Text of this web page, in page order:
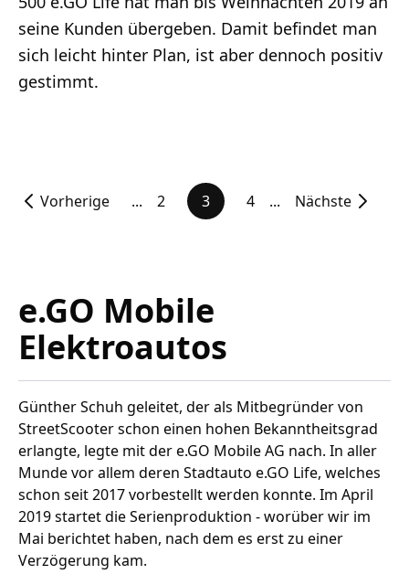
seine Kunden übergeben. Damit befindet man
sich leicht hinter Plan, ist aber dennoch positiv
gestimmt.
Vorherige ... 2 3 4 ... Nächste
e.GO Mobile
Elektroautos
Günther Schuh geleitet, derals Mitbegründer von
StreetScooterschon einen hohen Bekanntheitsgrad
erlangte, legte mit der e.GO Mobile AG nach. In aller
Munde vor allem deren Stadtauto e.GO Life, welches
schon seit 2017 vorbestellt werden konnte. Im April
2019 startet die Serienproduktion -worüber wir im
Mai berichtet haben, nach dem es erst zu einer
Verzögerung kam.